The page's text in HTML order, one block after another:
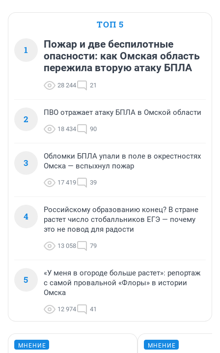
ТОП 5
1
Пожар и две беспилотные
опасности: как Омская область
пережила вторую атаку БПЛА
28 244 21
2
ПВО отражает атаку БПЛА в Омской области
18 434 90
3
Обломки БПЛА упали в поле в окрестностях
Омска — вспыхнул пожар
17 419 39
4
Российскому образованию конец? В стране
растет число стобалльников ЕГЭ — почему
это не повод для радости
13 058 79
5
«У меня в огороде больше растет»: репортаж
с самой провальной «Флоры» в истории
Омска
12 974 41
МНЕНИЕ МНЕНИЕ